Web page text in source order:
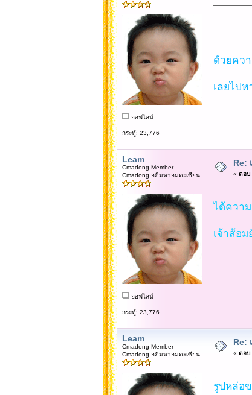
ออฟไลน์
กระทู้: 23,776
ด้วยคว
เลยไป
Leam
Cmadong Member
Cmadong อภิมหาอมตะเซียน
ออฟไลน์
กระทู้: 23,776
Re:
« ตอบ
ได้ควา
เจ้าส้อ
Leam
Cmadong Member
Cmadong อภิมหาอมตะเซียน
Re:
« ตอบ
รูปหล่อ